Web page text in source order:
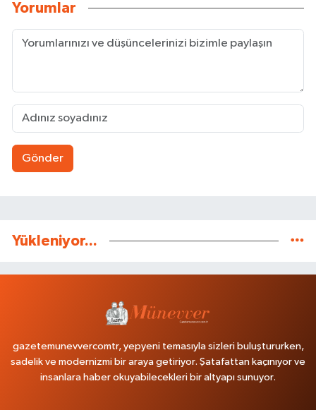
Yorumlar
Gönder
Yükleniyor...
gazetemunevvercomtr, yepyeni temasıyla sizleri buluştururken,
sadelik ve modernizmi bir araya getiriyor. Şatafattan kaçınıyor ve
insanlara haber okuyabilecekleri bir altyapı sunuyor.